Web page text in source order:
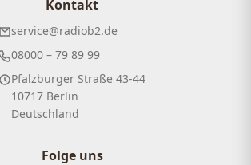
Kontakt
service@radiob2.de
08000 – 79 89 99
Pfalzburger Straße 43-44
10717 Berlin
Deutschland
Folge uns